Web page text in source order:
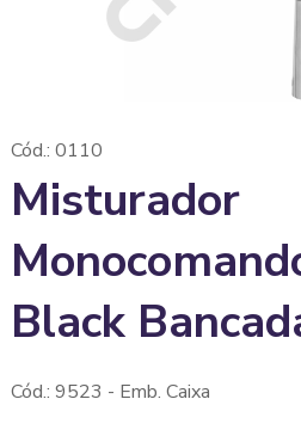
Cód.: 0110
Misturador
Black
Cód.: 9523 - Emb. Caixa